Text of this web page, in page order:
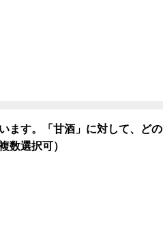
ます。「甘酒」に対して、どの
数選択可）